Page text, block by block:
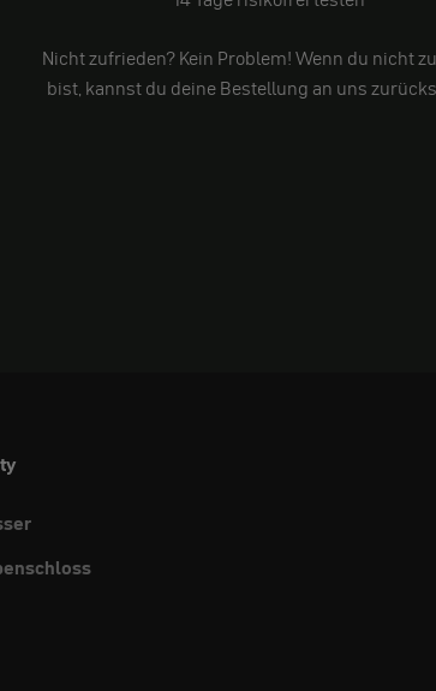
Nicht zufrieden? Kein Problem! Wenn du nicht
bist, kannst du deine Bestellung an uns